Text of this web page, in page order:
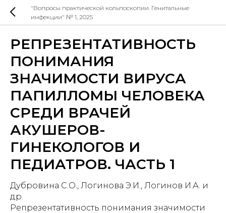
"Вопросы практической кольпоскопии. Генитальные
инфекции" № 1, 2025
РЕПРЕЗЕНТАТИВНОСТЬ
ПОНИМАНИЯ
ЗНАЧИМОСТИ ВИРУСА
ПАПИЛЛОМЫ ЧЕЛОВЕКА
СРЕДИ ВРАЧЕЙ
АКУШЕРОВ-
ГИНЕКОЛОГОВ И
ПЕДИАТРОВ. ЧАСТЬ 1
Дубровина С.О., Логинова Э.И., Логинов И.А. и
др.
Репрезентативность понимания значимости